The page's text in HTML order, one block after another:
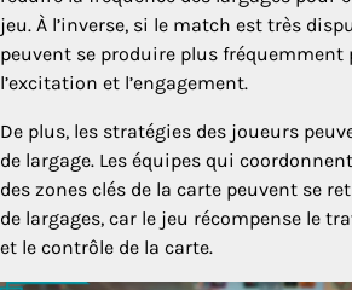
jeu. À l’inverse, si le match est très
peuvent se produire plus
l’excitation et l’engagement.
De plus, les stratégies des joueurs
de largage. Les équipes qui
des zones clés de la carte peuvent se
de largages, car le jeu récompense le
et le contrôle de la carte.